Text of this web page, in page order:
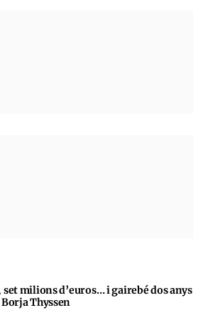
set milions d’euros… i gairebé dos anys
Borja Thyssen